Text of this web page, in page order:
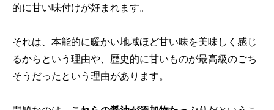
的に甘い味付けが好まれます。
それは、本能的に暖かい地域ほど甘い味を美味しく感じ
るからという理由や、歴史的に甘いものが最高級のごち
そうだったという理由があります。